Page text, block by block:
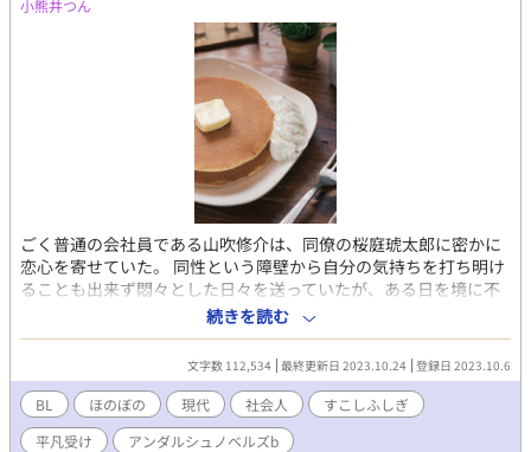
小熊井つん
ごく普通の会社員である山吹修介は、同僚の桜庭琥太郎に密かに
恋心を寄せていた。 同性という障壁から自分の気持ちを打ち明け
ることも出来ず悶々とした日々を送っていたが、ある日を境に不
思議な夢を見始める。 それは『〇〇しないと出られない部屋』と
いう形で脱出条件が提示される部屋に桜庭と2人きりで閉じ込めら
れるというものだった。 「この夢は自分の願望が反映されたもの
に違いない」そう考えた山吹は夢の謎を解き明かすため奮闘す
る。 陽気お人よし攻め×堅物平凡受けのSF（すこし・ふしぎ）な
BL。
続きを読む
文字数 112,534 最終更新日 2023.10.24 登録日 2023.10.6
BL ほのぼの 現代 社会人
すこしふしぎ
平凡受け
アンダルシュノベルズb